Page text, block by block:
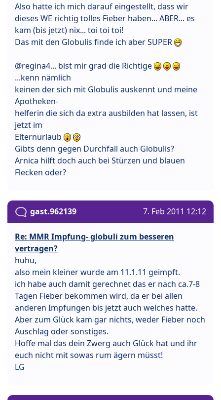
Also hatte ich mich darauf eingestellt, dass wir
dieses WE richtig tolles Fieber haben... ABER... es
kam (bis jetzt) nix... toi toi toi!
Das mit den Globulis finde ich aber SUPER
@regina4... bist mir grad die Richtige
...kenn nämlich
keinen der sich mit Globulis auskennt und meine
Apotheken-
helferin die sich da extra ausbilden hat lassen, ist
jetzt im
Elternurlaub
Gibts denn gegen Durchfall auch Globulis?
Arnica hilft doch auch bei Stürzen und blauen
Flecken oder?
gast.962139 7. Feb 2011 12:12
Re: MMR Impfung- globuli zum besseren
vertragen?
huhu,
also mein kleiner wurde am 11.1.11 geimpft.
ich habe auch damit gerechnet das er nach ca.7-8
Tagen Fieber bekommen wird, da er bei allen
anderen Impfungen bis jetzt auch welches hatte.
Aber zum Glück kam gar nichts, weder Fieber noch
Auschlag oder sonstiges.
Hoffe mal das dein Zwerg auch Glück hat und ihr
euch nicht mit sowas rum ägern müsst!
LG